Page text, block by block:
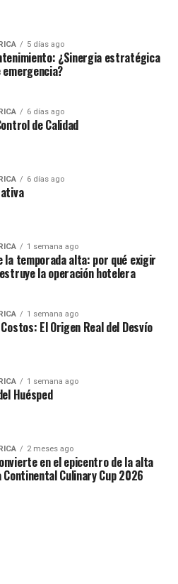
5 días ago
¿Sinergia estratégica
emergencia?
6 días ago
de Calidad
6 días ago
1 semana ago
la temporada alta: por qué exigir
la operación hotelera
1 semana ago
El Origen Real del Desvío
1 semana ago
Huésped
2 meses ago
en el epicentro de la alta
Continental Culinary Cup 2026